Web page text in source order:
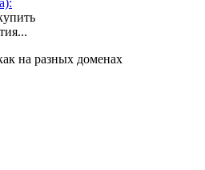
на разных доменах